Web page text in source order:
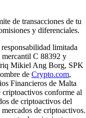
de transacciones de tu
y diferenciales.
limitada
mercantil C 88392 y
Mikiel Ang Borg, SPK
de Crypto.com,
Financieros de Malta
criptoactivos conforme al
de criptoactivos del
de criptoactivos.